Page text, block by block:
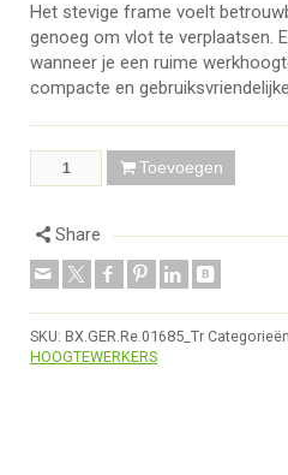
Het stevige frame voelt
genoeg om vlot te verplaatsen.
wanneer je een ruime
compacte en
Toevoegen
Share
SKU: BX.GER.Re.01685_Tr
HOOGTEWERKERS